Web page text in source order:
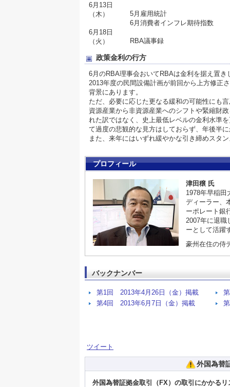
6月13日
（木）
5月雇用統計
6月消費者インフレ期待指数
6月18日
（火）
RBA議事録
政策金利の行方
6月のRBA理事会おいてRBAは金利を据え置
2013年度の民間設備計画が前回から上方修正
背景にあります。
ただ、必要に応じた更なる緩和の可能性にも
資源産業から非資源産業へのシフトや緊縮財
れた訳ではなく、史上最低レベルの金利水準
て過度の悲観的な見方はしておらず、年後半
また、来年にはいずれ緩やかな引き締めスタ
プロフィール
津田穣 氏
1978年早稲田
ディーラー、
ーポレート銀
2007年に退職
ーとして活躍
豪州在住の侍
バックナンバー
第1回 2013年4月26日（金）掲載
第4回 2013年6月7日（金）掲載
ツイート
外国為替
外国為替証拠金取引（FX）の取引にかかるリ